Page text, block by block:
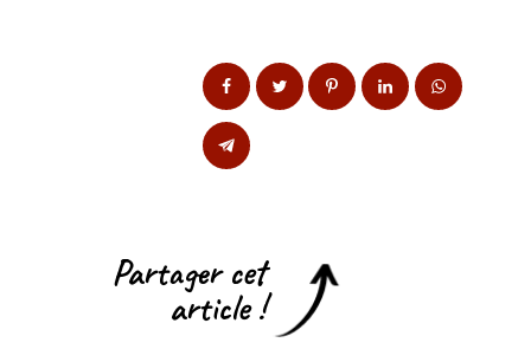
Partager cet
article !